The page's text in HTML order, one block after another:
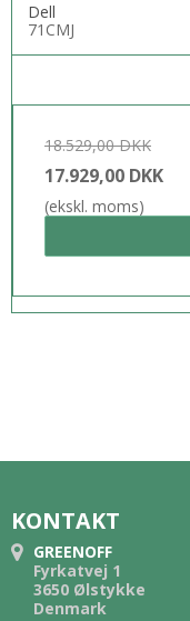
Dell
71CMJ
18.529,00 DKK
17.929,00 DKK
(ekskl. moms)
KONTAKT
GREENOFF
Fyrkatvej 1
3650 Ølstykke
Denmark